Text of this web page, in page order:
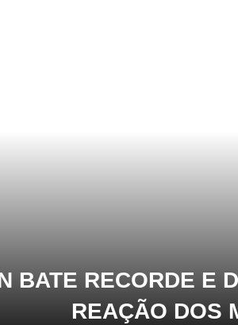
BATE RECORDE
REAÇÃO DOS